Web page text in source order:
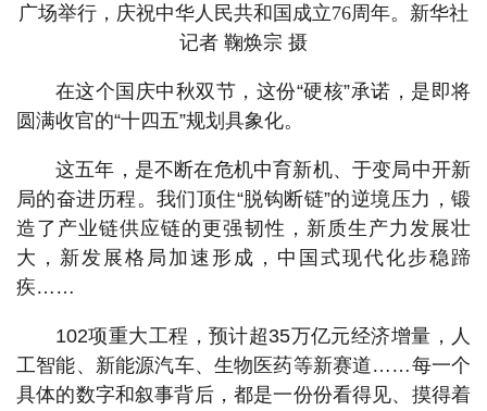
广场举行，庆祝中华人民共和国成立76周年。新华社
记者 鞠焕宗 摄
在这个国庆中秋双节，这份“硬核”承诺，是即将
圆满收官的“十四五”规划具象化。
这五年，是不断在危机中育新机、于变局中开新
局的奋进历程。我们顶住“脱钩断链”的逆境压力，锻
造了产业链供应链的更强韧性，新质生产力发展壮
大，新发展格局加速形成，中国式现代化步稳蹄
疾……
102项重大工程，预计超35万亿元经济增量，人
工智能、新能源汽车、生物医药等新赛道……每一个
具体的数字和叙事背后，都是一份份看得见、摸得着